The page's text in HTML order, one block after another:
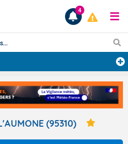
RÉSULTATS
Articles
4
(95310)